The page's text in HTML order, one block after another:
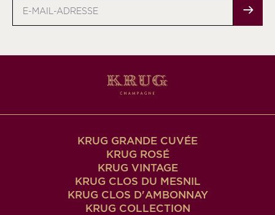
Mail-
KRUG GRANDE CUVÉE
KRUG ROSÉ
KRUG VINTAGE
KRUG CLOS DU MESNIL
KRUG CLOS D'AMBONNAY
KRUG COLLECTION